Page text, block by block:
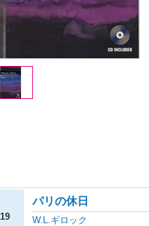
19
パリの休日
W.L.ギロック